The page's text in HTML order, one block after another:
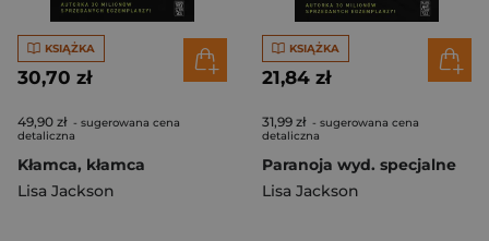
KSIĄŻKA
30,70 zł
49,90 zł - sugerowana cena
detaliczna
Kłamca, kłamca
Lisa Jackson
KSIĄŻKA
21,84 zł
31,99 zł - sugerowana cena
detaliczna
Paranoja wyd. specjalne
Lisa Jackson